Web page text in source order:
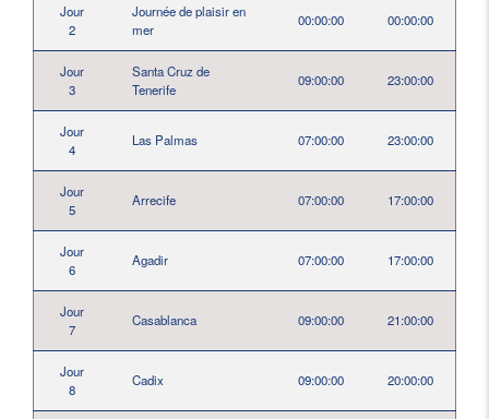
Jour
2
Journée de plaisir en
mer
00:00:00 00:00:00
Jour
3
Santa Cruz de
Tenerife
09:00:00 23:00:00
Jour
4
Las Palmas 07:00:00 23:00:00
Jour
5
Arrecife 07:00:00 17:00:00
Jour
6
Agadir 07:00:00 17:00:00
Jour
7
Casablanca 09:00:00 21:00:00
Jour
8
Cadix 09:00:00 20:00:00